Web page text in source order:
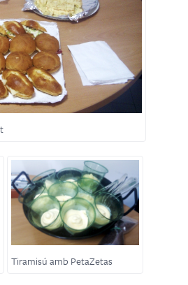
Tiramisú amb PetaZetas